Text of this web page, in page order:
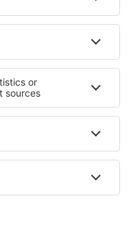
Fjords National Park
in Costa Verde